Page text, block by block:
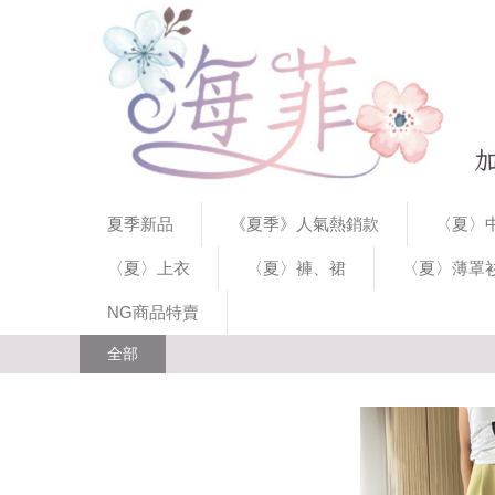
夏季新品 《夏季》人氣熱銷款 〈夏
〈夏〉上衣 〈夏〉褲、裙 〈夏〉薄罩
NG商品特賣
全部